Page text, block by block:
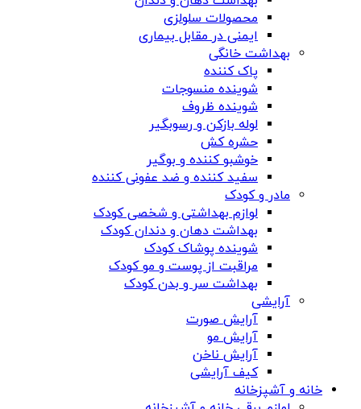
محصولات سلولزی
ایمنی در مقابل بیماری
بهداشت خانگی
پاک کننده
شوینده منسوجات
شوینده ظروف
لوله بازکن و رسوبگیر
حشره کش
خوشبو کننده و بوگیر
سفید کننده و ضد عفونی کننده
مادر و کودک
لوازم بهداشتی و شخصی کودک
بهداشت دهان و دندان کودک
شوینده پوشاک کودک
مراقبت از پوست و مو کودک
بهداشت سر و بدن کودک
آرایشی
آرایش صورت
آرایش مو
آرایش ناخن
کیف آرایشی
خانه و آشپزخانه